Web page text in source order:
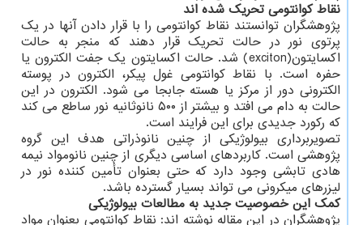
نقاط کوانتومی تحریک شده اند
پژوهشگران توانستند نقاط کوانتومی را با قرار دادن آنها در یک
پرتوی نور در حالت تحریک قرار دهند که منجر به حالت
اکسایتون(exciton) شد. حالت اکسایتون یک جفت الکترون یا
حفره است. با نقاط کوانتومی غول پیکر، الکترون در پوسته
الکترونی دور از مرکز یا هسته جابجا می شود. الکترون در این
حالت به دام می افتد و بیشتر از ۵۰۰ نانوثانیه نور ساطع می کند
که رکورد جدیدی برای این فرایند است.
تصویربرداری بیولوژیکی از چنین نانوذراتی هدف این گروه
پژوهشی است. کاربردهای اساسی دیگری از چنین نانومواد نیمه
هادی تابشی وجود دارد که حتی بعنوان تأمین کننده نور در
لیزرهای میکرونی می تواند بسیار گسترده باشد.
کمک این خصوصیت جدید به مطالعات بیولوژیکی
پژوهشگران در این مقاله نوشته اند: نقاط کوانتومی بعنوان مواد